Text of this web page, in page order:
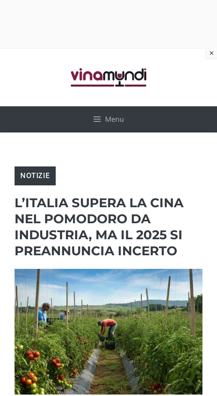
Menu
NOTIZIE
L’ITALIA SUPERA LA CINA
NEL POMODORO DA
INDUSTRIA, MA IL 2025 SI
PREANNUNCIA INCERTO
×